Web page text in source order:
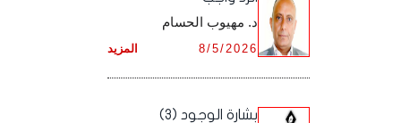
د. مهيوب الحسام
المزيد 8/5/2026
بشارة الوجود (3)